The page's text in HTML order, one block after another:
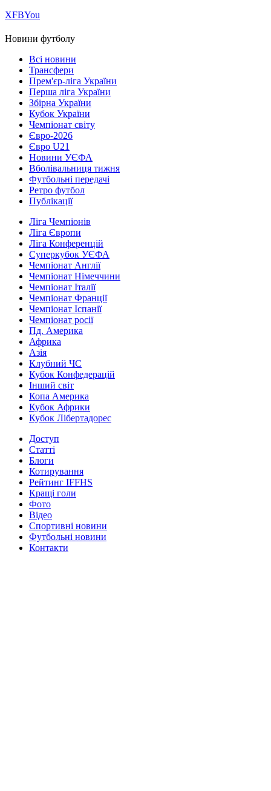
ХFBYou
Новини футболу
Всі новини
Трансфери
Прем'єр-ліга України
Перша ліга України
Збірна України
Кубок України
Чемпіонат світу
Євро-2026
Євро U21
Новини УЄФА
Вболівальниця тижня
Футбольні передачі
Ретро футбол
Публікації
Ліга Чемпіонів
Ліга Європи
Ліга Конференцій
Суперкубок УЄФА
Чемпіонат Англії
Чемпіонат Німеччини
Чемпіонат Італії
Чемпіонат Франції
Чемпіонат Іспанії
Чемпіонат росії
Пд. Америка
Африка
Азія
Клубний ЧС
Кубок Конфедерацій
Інший світ
Копа Америка
Кубок Африки
Кубок Лібертадорес
Доступ
Статті
Блоги
Котирування
Рейтинг IFFHS
Кращі голи
Фото
Відео
Спортивні новини
Футбольні новини
Контакти